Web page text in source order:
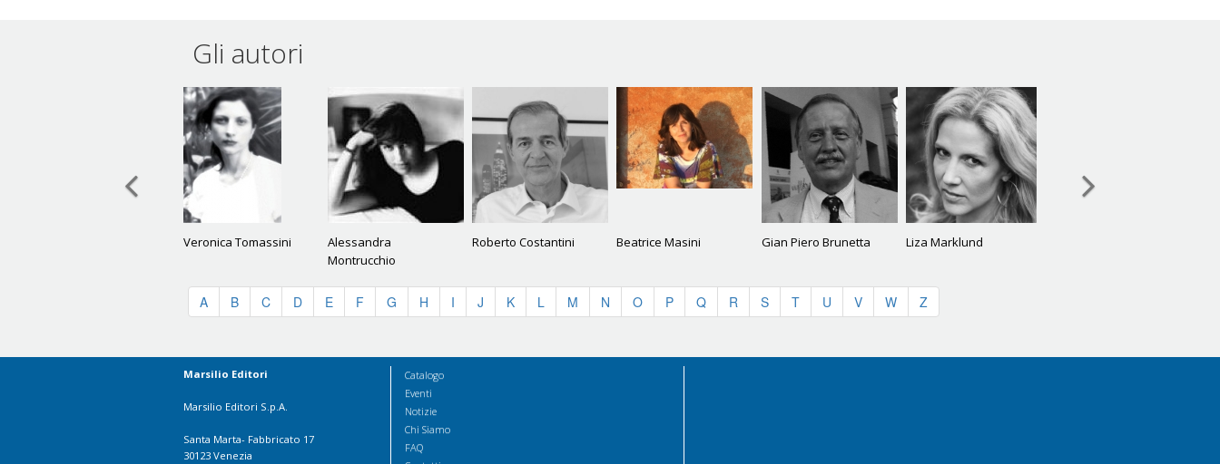
Gli autori
Veronica Tomassini
Alessandra
Montrucchio
Roberto Costantini Beatrice Masini Gian Piero Brunetta Liza Marklund
A B C D E F G H I J K L M N O P Q R S T U V W Z
Marsilio Editori
Marsilio Editori S.p.A.
Santa Marta- Fabbricato 17
30123 Venezia
Catalogo
Eventi
Notizie
Chi Siamo
FAQ